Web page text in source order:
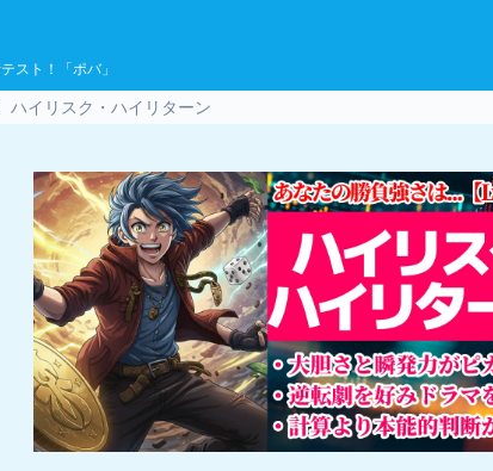
スト！「ポバ」
ハイリスク・ハイリターン